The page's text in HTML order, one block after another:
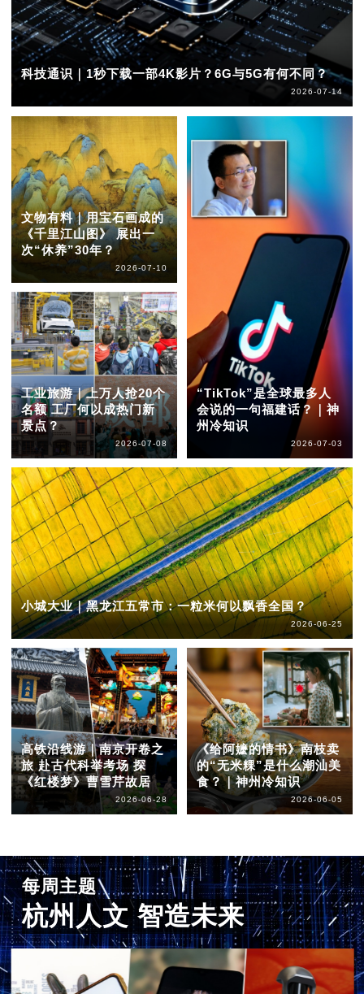
科技通识｜1秒下载一部4K影片？6G与5G有何不同？
2026-07-14
文物有料｜用宝石画成的
《千里江山图》 展出一
次“休养”30年？
2026-07-10
工业旅游｜上万人抢20个
名额 工厂何以成热门新
景点？
2026-07-08
“TikTok”是全球最多人
会说的一句福建话？｜神
州冷知识
2026-07-03
小城大业｜黑龙江五常市：一粒米何以飘香全国？
2026-06-25
高铁沿线游｜南京开卷之
旅 赴古代科举考场 探
《红楼梦》曹雪芹故居
2026-06-28
《给阿嬷的情书》南枝卖
的“无米粿”是什么潮汕美
食？｜神州冷知识
2026-06-05
每周主题
杭州人文 智造未来